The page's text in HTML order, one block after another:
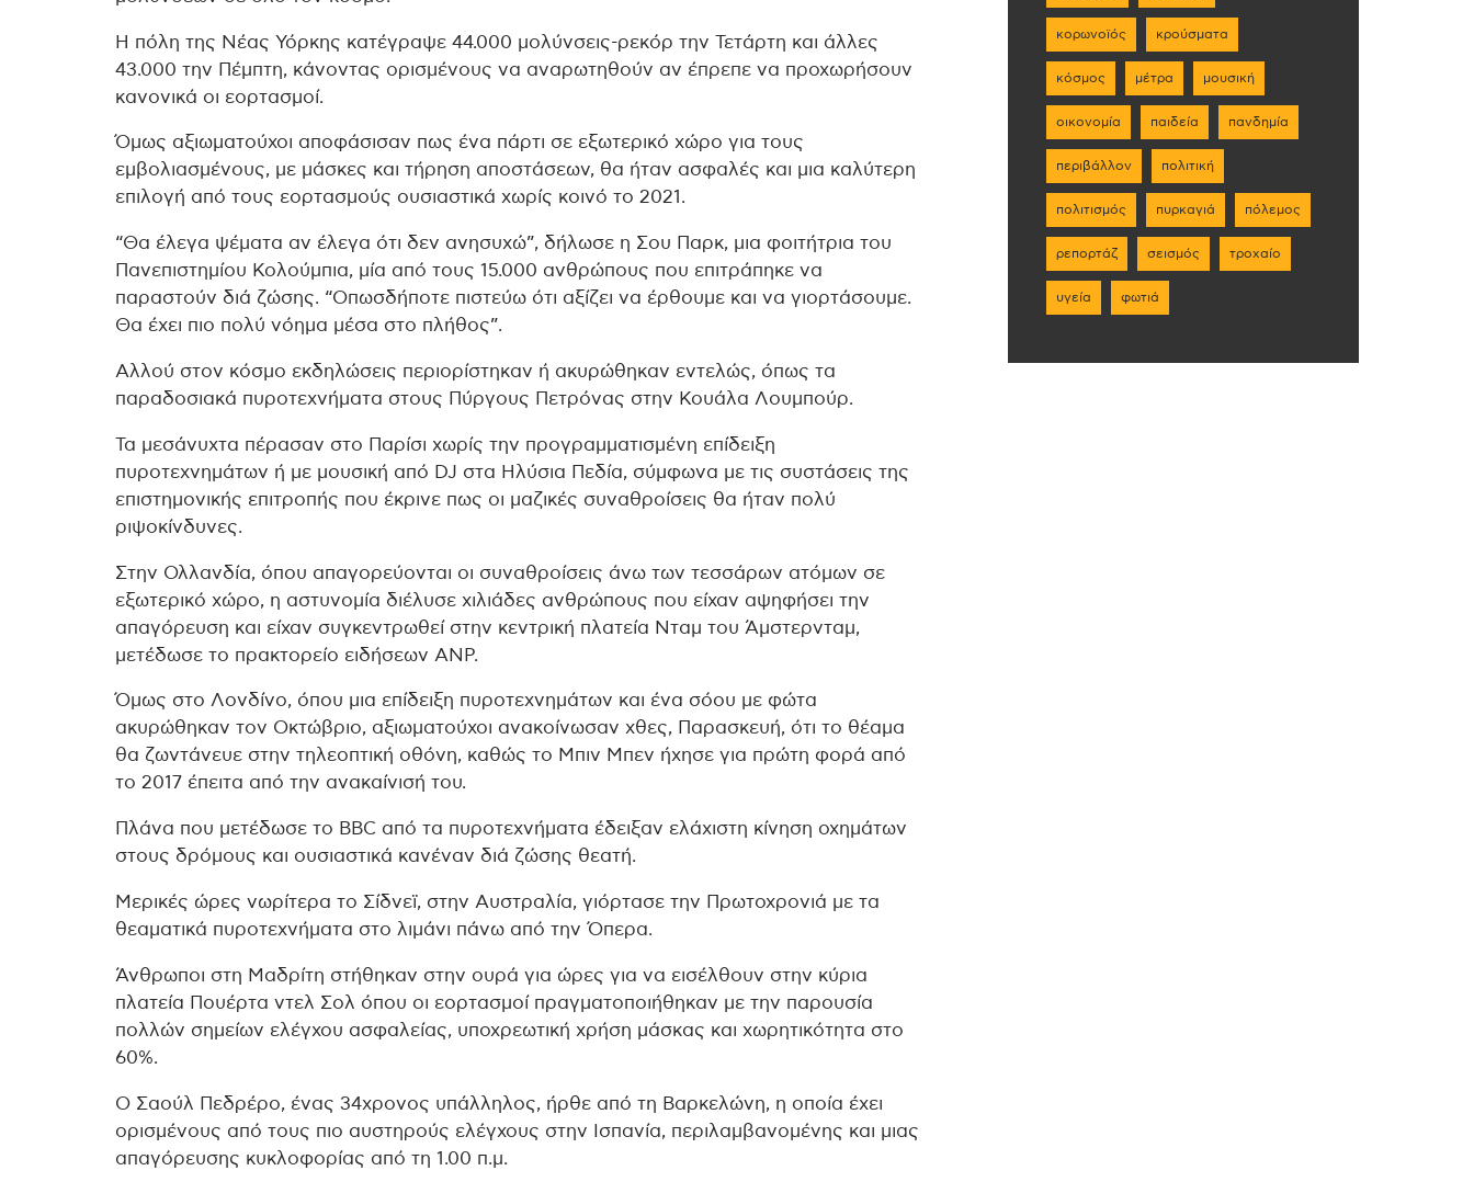
Η πόλη της Νέας Υόρκης κατέγραψε 44.000 μολύνσεις-ρεκόρ την Τετάρτη και άλλες
43.000 την Πέμπτη, κάνοντας ορισμένους να αναρωτηθούν αν έπρεπε να προχωρήσουν
κανονικά οι εορτασμοί.
Όμως αξιωματούχοι αποφάσισαν πως ένα πάρτι σε εξωτερικό χώρο για τους
εμβολιασμένους, με μάσκες και τήρηση αποστάσεων, θα ήταν ασφαλές και μια καλύτερη
επιλογή από τους εορτασμούς ουσιαστικά χωρίς κοινό το 2021.
“Θα έλεγα ψέματα αν έλεγα ότι δεν ανησυχώ”, δήλωσε η Σου Παρκ, μια φοιτήτρια του
Πανεπιστημίου Κολούμπια, μία από τους 15.000 ανθρώπους που επιτράπηκε να
παραστούν διά ζώσης. “Οπωσδήποτε πιστεύω ότι αξίζει να έρθουμε και να γιορτάσουμε.
Θα έχει πιο πολύ νόημα μέσα στο πλήθος”.
Αλλού στον κόσμο εκδηλώσεις περιορίστηκαν ή ακυρώθηκαν εντελώς, όπως τα
παραδοσιακά πυροτεχνήματα στους Πύργους Πετρόνας στην Κουάλα Λουμπούρ.
Τα μεσάνυχτα πέρασαν στο Παρίσι χωρίς την προγραμματισμένη επίδειξη
πυροτεχνημάτων ή με μουσική από DJ στα Ηλύσια Πεδία, σύμφωνα με τις συστάσεις της
επιστημονικής επιτροπής που έκρινε πως οι μαζικές συναθροίσεις θα ήταν πολύ
ριψοκίνδυνες.
Στην Ολλανδία, όπου απαγορεύονται οι συναθροίσεις άνω των τεσσάρων ατόμων σε
εξωτερικό χώρο, η αστυνομία διέλυσε χιλιάδες ανθρώπους που είχαν αψηφήσει την
απαγόρευση και είχαν συγκεντρωθεί στην κεντρική πλατεία Νταμ του Άμστερνταμ,
μετέδωσε το πρακτορείο ειδήσεων ANP.
Όμως στο Λονδίνο, όπου μια επίδειξη πυροτεχνημάτων και ένα σόου με φώτα
ακυρώθηκαν τον Οκτώβριο, αξιωματούχοι ανακοίνωσαν χθες, Παρασκευή, ότι το θέαμα
θα ζωντάνευε στην τηλεοπτική οθόνη, καθώς το Μπιν Μπεν ήχησε για πρώτη φορά από
το 2017 έπειτα από την ανακαίνισή του.
Πλάνα που μετέδωσε το BBC από τα πυροτεχνήματα έδειξαν ελάχιστη κίνηση οχημάτων
στους δρόμους και ουσιαστικά κανέναν διά ζώσης θεατή.
Μερικές ώρες νωρίτερα το Σίδνεϊ, στην Αυστραλία, γιόρτασε την Πρωτοχρονιά με τα
θεαματικά πυροτεχνήματα στο λιμάνι πάνω από την Όπερα.
Άνθρωποι στη Μαδρίτη στήθηκαν στην ουρά για ώρες για να εισέλθουν στην κύρια
πλατεία Πουέρτα ντελ Σολ όπου οι εορτασμοί πραγματοποιήθηκαν με την παρουσία
πολλών σημείων ελέγχου ασφαλείας, υποχρεωτική χρήση μάσκας και χωρητικότητα στο
60%.
Ο Σαούλ Πεδρέρο, ένας 34χρονος υπάλληλος, ήρθε από τη Βαρκελώνη, η οποία έχει
ορισμένους από τους πιο αυστηρούς ελέγχους στην Ισπανία, περιλαμβανομένης και μιας
απαγόρευσης κυκλοφορίας από τη 1.00 π.μ.
κορωνοϊός κρούσματα
κόσμος μέτρα μουσική
οικονομία παιδεία πανδημία
περιβάλλον πολιτική
πολιτισμός πυρκαγιά πόλεμος
ρεπορτάζ σεισμός τροχαίο
υγεία φωτιά